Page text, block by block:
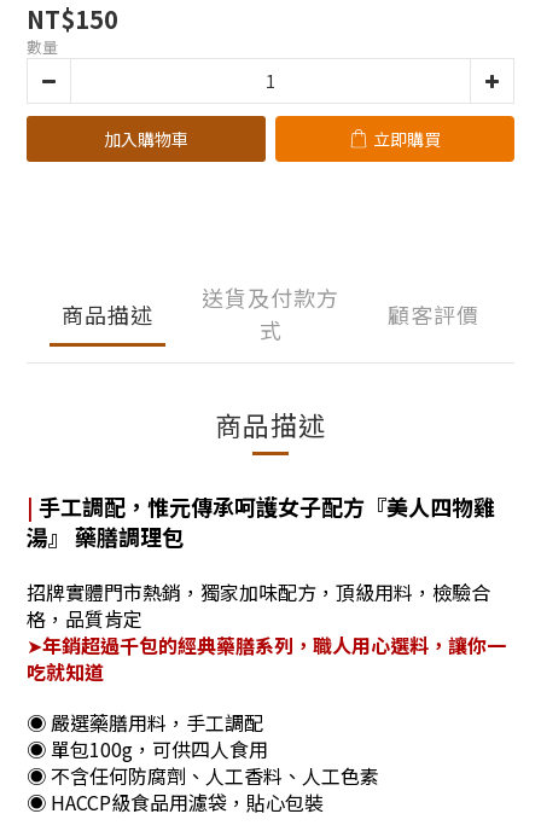
NT$150
數量
加入購物車 立即購買
商品描述
送貨及付款方
式
顧客評價
商品描述
| 手工調配，惟元傳承呵護女子配方『美人四物雞
湯』 藥膳調理包
招牌實體門市熱銷，獨家加味配方，頂級用料，檢驗合
格，品質肯定
➤年銷超過千包的經典藥膳系列，職人用心選料，讓你一
吃就知道
◉ 嚴選藥膳用料，手工調配
◉ 單包100g，可供四人食用
◉ 不含任何防腐劑、人工香料、人工色素
◉ HACCP級食品用濾袋，貼心包裝